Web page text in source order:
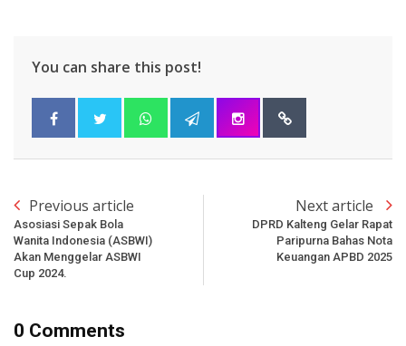
You can share this post!
Previous article
Asosiasi Sepak Bola
Wanita Indonesia (ASBWI)
Akan Menggelar ASBWI
Cup 2024.
Next article
DPRD Kalteng Gelar Rapat
Paripurna Bahas Nota
Keuangan APBD 2025
0 Comments